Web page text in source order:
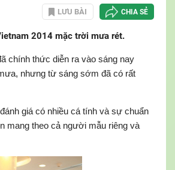
LƯU BÀI CHIA SẺ
2014 mặc trời mưa rét.
chính thức diễn ra vào sáng nay
nhưng từ sáng sớm đã có rất
giá có nhiều cá tính và sự chuẩn
mang theo cả người mẫu riêng và